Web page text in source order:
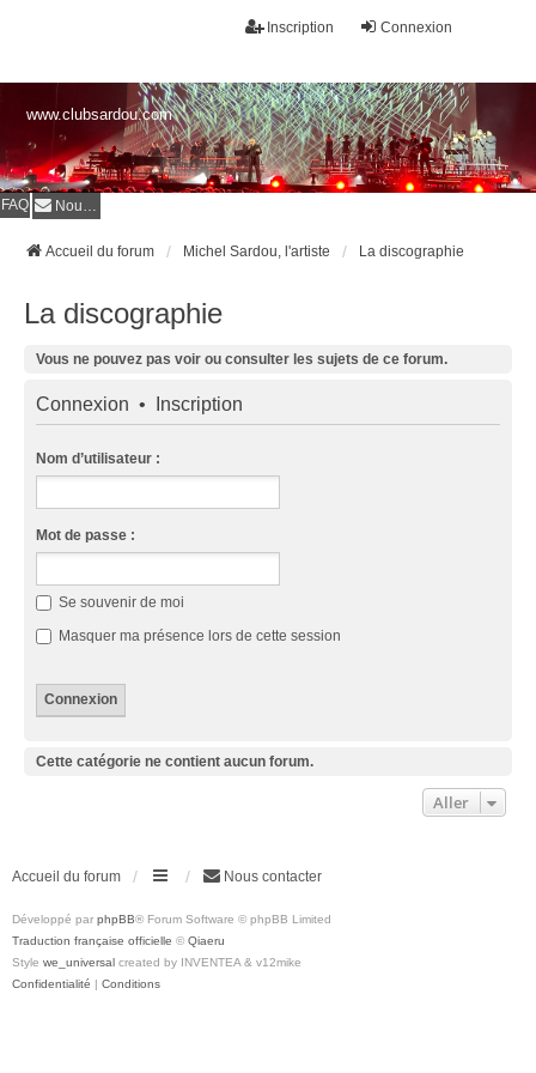
Connexion
Inscription
www.clubsardou.com
FAQ Nous contacter
Accueil du forum Michel Sardou, l'artiste La discographie
La discographie
Vous ne pouvez pas voir ou consulter les sujets de ce forum.
Connexion • Inscription
Nom d’utilisateur :
Mot de passe :
Se souvenir de moi
Masquer ma présence lors de cette session
Cette catégorie ne contient aucun forum.
Aller
Accueil du forum Nous contacter
Développé par phpBB® Forum Software © phpBB Limited
Traduction française officielle © Qiaeru
Style we_universal created by INVENTEA & v12mike
Confidentialité | Conditions